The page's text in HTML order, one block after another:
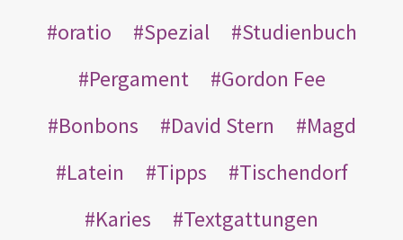
oratio
Spezial
Studienbuch
Pergament
Gordon Fee
Bonbons
David Stern
Magd
Latein
Tipps
Tischendorf
Karies
Textgattungen